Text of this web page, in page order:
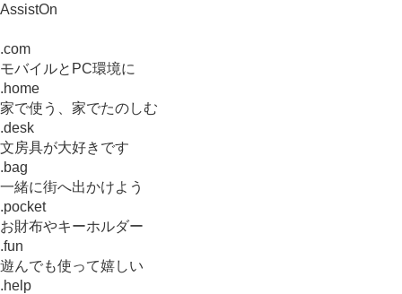
AssistOn
.com
モバイルとPC環境に
.home
家で使う、家でたのしむ
.desk
文房具が大好きです
.bag
一緒に街へ出かけよう
.pocket
お財布やキーホルダー
.fun
遊んでも使って嬉しい
.help